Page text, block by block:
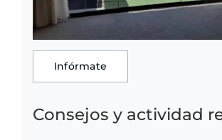
Infórmate
Consejos y actividad